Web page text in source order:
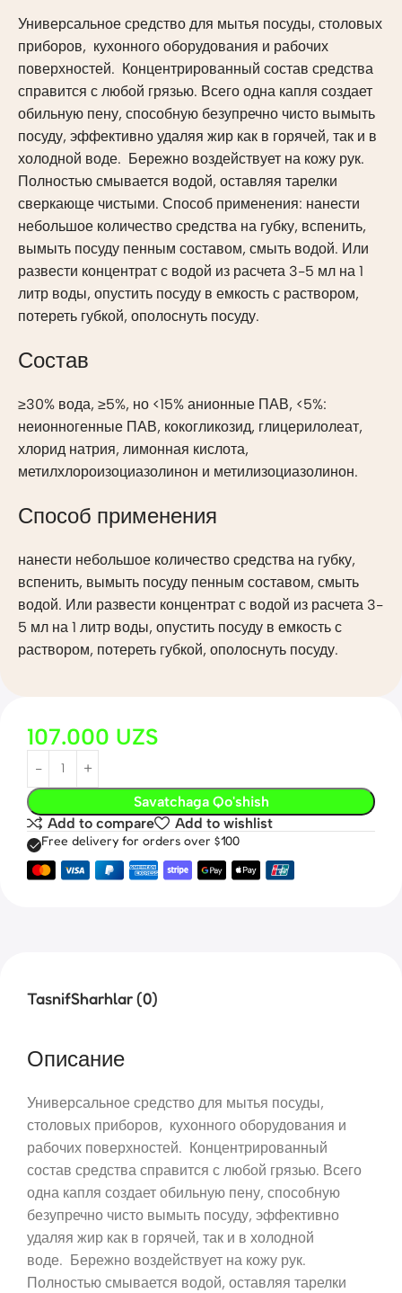
Универсальное средство для мытья посуды, столовых
приборов, кухонного оборудования и рабочих
поверхностей. Концентрированный состав средства
справится с любой грязью. Всего одна капля создает
обильную пену, способную безупречно чисто вымыть
посуду, эффективно удаляя жир как в горячей, так и в
холодной воде. Бережно воздействует на кожу рук.
Полностью смывается водой, оставляя тарелки
сверкающе чистыми. Способ применения: нанести
небольшое количество средства на губку, вспенить,
вымыть посуду пенным составом, смыть водой. Или
развести концентрат с водой из расчета 3-5 мл на 1
литр воды, опустить посуду в емкость с раствором,
потереть губкой, ополоснуть посуду.
Состав
≥30% вода, ≥5%, но <15% анионные ПАВ, <5%:
неионногенные ПАВ, кокогликозид, глицерилолеат,
хлорид натрия, лимонная кислота,
метилхлороизоциазолинон и метилизоциазолинон.
Способ применения
нанести небольшое количество средства на губку,
вспенить, вымыть посуду пенным составом, смыть
водой. Или развести концентрат с водой из расчета 3-
5 мл на 1 литр воды, опустить посуду в емкость с
раствором, потереть губкой, ополоснуть посуду.
107.000 UZS
Savatchaga Qo'shish
Add to compare
Add to wishlist
Free delivery for orders over $100
TasnifSharhlar (0)
Описание
Универсальное средство для мытья посуды,
столовых приборов, кухонного оборудования и
рабочих поверхностей. Концентрированный
состав средства справится с любой грязью. Всего
одна капля создает обильную пену, способную
безупречно чисто вымыть посуду, эффективно
удаляя жир как в горячей, так и в холодной
воде. Бережно воздействует на кожу рук.
Полностью смывается водой, оставляя тарелки